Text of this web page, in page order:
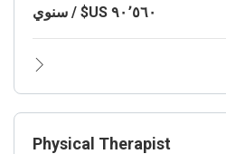
Physical Therapist